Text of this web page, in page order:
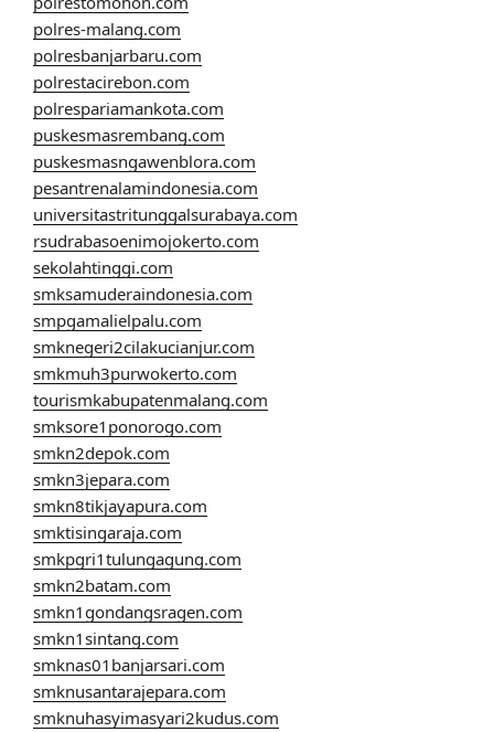
polres-malang.com
polresbanjarbaru.com
polrestacirebon.com
polrespariamankota.com
puskesmasrembang.com
puskesmasngawenblora.com
pesantrenalamindonesia.com
universitastritunggalsurabaya.com
rsudrabasoenimojokerto.com
sekolahtinggi.com
smksamuderaindonesia.com
smpgamalielpalu.com
smknegeri2cilakucianjur.com
smkmuh3purwokerto.com
tourismkabupatenmalang.com
smksore1ponorogo.com
smkn2depok.com
smkn3jepara.com
smkn8tikjayapura.com
smktisingaraja.com
smkpgri1tulungagung.com
smkn2batam.com
smkn1gondangsragen.com
smkn1sintang.com
smknas01banjarsari.com
smknusantarajepara.com
smknuhasyimasyari2kudus.com